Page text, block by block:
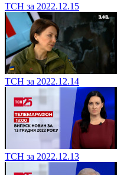
ТСН за 2022.12.15
ТСН за 2022.12.14
ТСН за 2022.12.13